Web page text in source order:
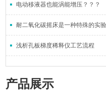
电动移液器也能涡能增压？？？
耐二氧化碳摇床是一种特殊的实
浅析孔板梯度稀释仪工艺流程
产品展示